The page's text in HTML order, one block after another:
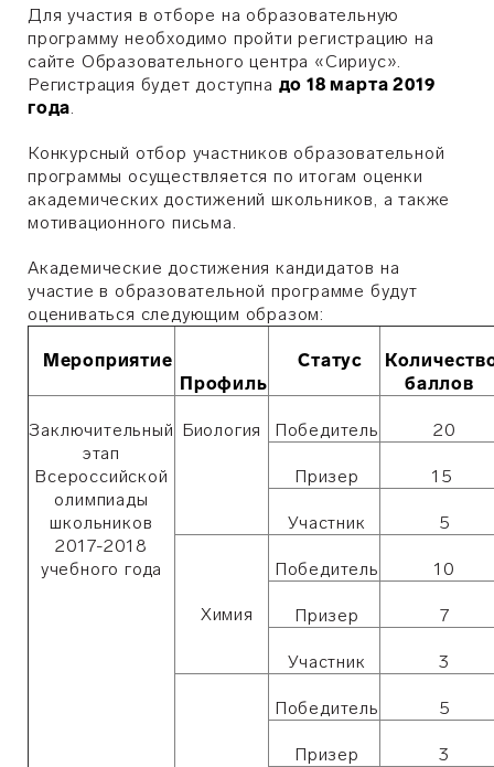
Для участия в отборе на образовательную
программу необходимо пройти регистрацию на
сайте Образовательного центра «Сириус».
Регистрация будет доступна до 18 марта 2019
года.
Конкурсный отбор участников образовательной
программы осуществляется по итогам оценки
академических достижений школьников, а также
мотивационного письма.
Академические достижения кандидатов на
участие в образовательной программе будут
оцениваться следующим образом:
Мероприятие
Профиль
Статус
баллов
Заключительный
этап
Всероссийской
олимпиады
школьников
2017-2018
учебного года
Биология Победитель 20
Призер 15
Участник 5
Химия
Победитель 10
Призер 7
Участник 3
Победитель 5
Призер 3